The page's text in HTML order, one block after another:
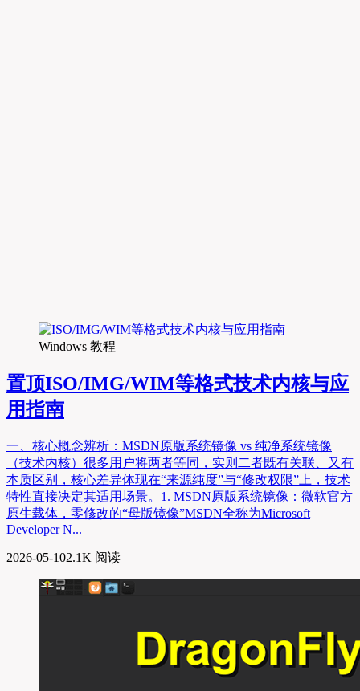
Windows 教程
置顶ISO/IMG/WIM等格式技术内核与应
用指南
一、核心概念辨析：MSDN原版系统镜像 vs 纯净系统镜像
（技术内核）很多用户将两者等同，实则二者既有关联、又有
本质区别，核心差异体现在“来源纯度”与“修改权限”上，技术
特性直接决定其适用场景。1. MSDN原版系统镜像：微软官方
原生载体，零修改的“母版镜像”MSDN全称为Microsoft
Developer N...
2026-05-102.1K 阅读